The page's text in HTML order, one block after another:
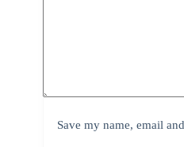
Save my name, email